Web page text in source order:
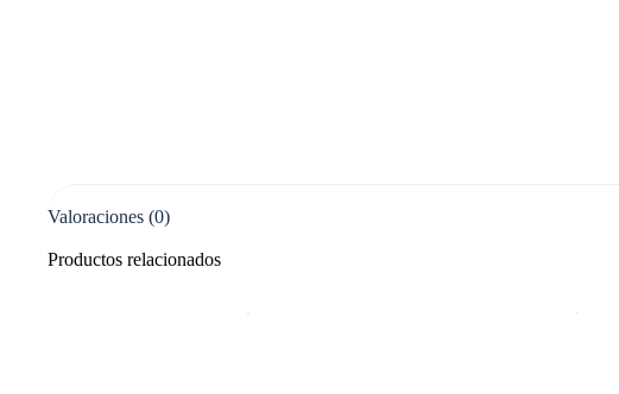
Valoraciones (0)
Productos relacionados